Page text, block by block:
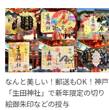
なんと美しい！郵送もOK！神戸
「生田神社」で新年限定の切り
絵御朱印などの授与